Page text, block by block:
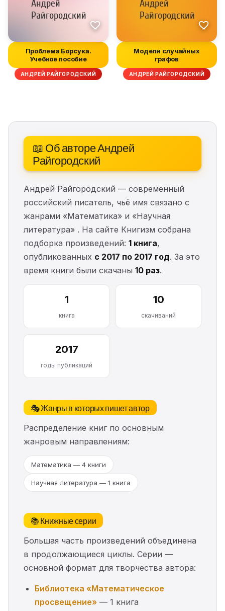
Проблема Борсука.
Учебное пособие
АНДРЕЙ РАЙГОРОДСКИЙ
Модели случайных
графов
АНДРЕЙ РАЙГОРОДСКИЙ
📖 Об авторе Андрей
Райгородский
Андрей Райгородский — современный
российский писатель, чьё имя связано с
жанрами «Математика» и «Научная
литература» . На сайте Книгизм собрана
подборка произведений: 1 книга,
опубликованных с 2017 по 2017 год. За это
время книги были скачаны 10 раз.
1
книга
10
скачиваний
2017
годы публикаций
🎭 Жанры в которых пишет автор
Распределение книг по основным
жанровым направлениям:
Математика — 4 книги
Научная литература — 1 книга
📚 Книжные серии
Большая часть произведений объединена
в продолжающиеся циклы. Серии —
основной формат для творчества автора:
Библиотека «Математическое
просвещение» — 1 книга